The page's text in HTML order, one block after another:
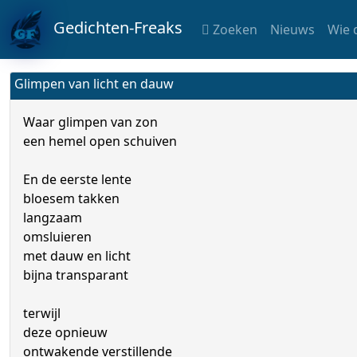
Gedichten-Freaks Zoeken Nieuws Wie
Glimpen van licht en dauw
Waar glimpen van zon
een hemel open schuiven
En de eerste lente
bloesem takken
langzaam
omsluieren
met dauw en licht
bijna transparant
terwijl
deze opnieuw
ontwakende verstillende